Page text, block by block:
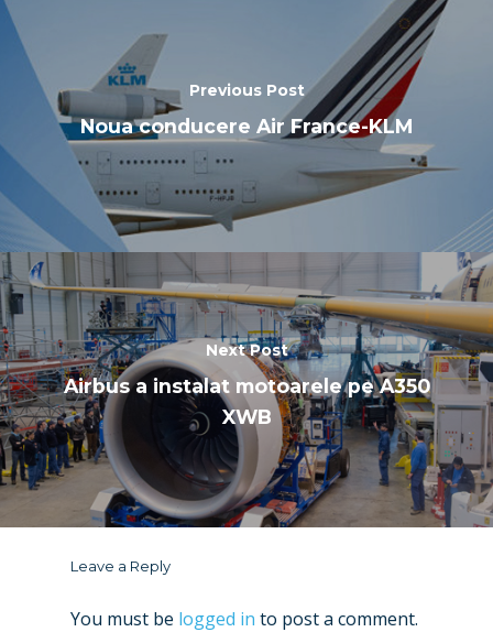
Previous Post
Noua conducere Air France-KLM
Next Post
Airbus a instalat motoarele pe A350
XWB
Leave a Reply
You must be logged in to post a comment.